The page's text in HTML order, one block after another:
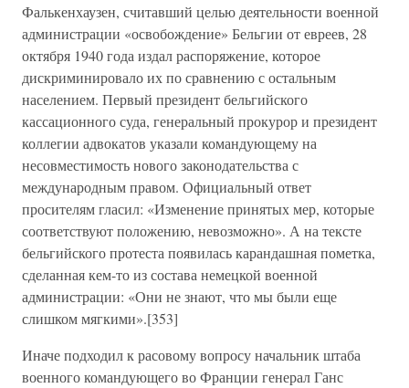
Фалькенхаузен, считавший целью деятельности военной
администрации «освобождение» Бельгии от евреев, 28
октября 1940 года издал распоряжение, которое
дискриминировало их по сравнению с остальным
населением. Первый президент бельгийского
кассационного суда, генеральный прокурор и президент
коллегии адвокатов указали командующему на
несовместимость нового законодательства с
международным правом. Официальный ответ
просителям гласил: «Изменение принятых мер, которые
соответствуют положению, невозможно». А на тексте
бельгийского протеста появилась карандашная пометка,
сделанная кем-то из состава немецкой военной
администрации: «Они не знают, что мы были еще
слишком мягкими».[353]
Иначе подходил к расовому вопросу начальник штаба
военного командующего во Франции генерал Ганс